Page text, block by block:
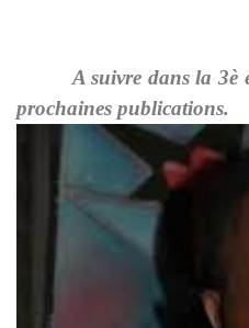
A suivre dans la 3è
prochaines publications.